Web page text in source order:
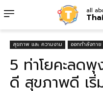
all
สุขภาพ และ ความงาม ออกกำลังกาย
5 ท่าโยคะลด
ดี สุขภาพดี เริ่